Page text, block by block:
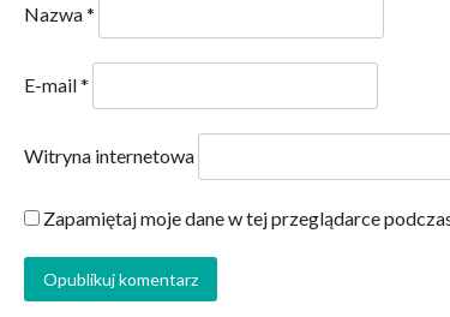
Nazwa*
E-mail*
Witryna internetowa
Zapamiętaj moje dane w tej przeglądarce